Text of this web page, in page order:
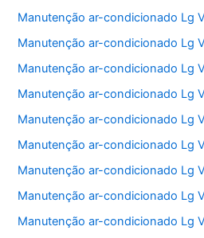
Manutenção ar-condicionado Lg
Manutenção ar-condicionado Lg
Manutenção ar-condicionado Lg
Manutenção ar-condicionado Lg
Manutenção ar-condicionado Lg
Manutenção ar-condicionado Lg
Manutenção ar-condicionado Lg
Manutenção ar-condicionado Lg
Manutenção ar-condicionado Lg